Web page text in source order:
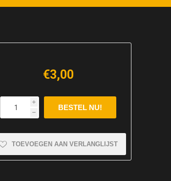
€3,00
i
h
TOEVOEGEN AAN VERLANGLIJST